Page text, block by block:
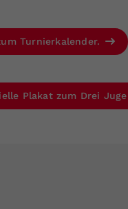
Turnierkalender.
Plakat zum Drei